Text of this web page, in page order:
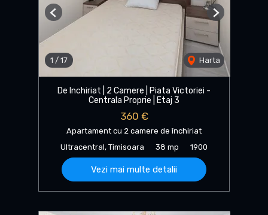
1 / 17 Harta
Previous Next
De Inchiriat | 2 Camere | Piata Victoriei -
Centrala Proprie | Etaj 3
360 €
Apartament cu 2 camere de închiriat
Ultracentral, Timisoara
38 mp 1900
Vezi mai multe detalii